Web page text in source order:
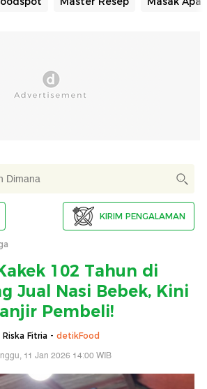
KIRIM PENGALAMAN
102 Tahun di
Jual Nasi Bebek, Kini
Pembeli!
Riska Fitria - detikFood
11 Jan 2026 14:00 WIB